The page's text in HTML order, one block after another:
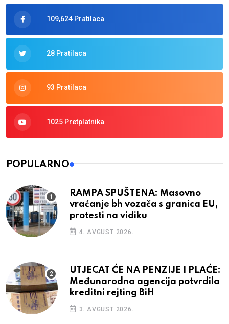
109,624 Pratilaca
28 Pratilaca
93 Pratilaca
1025 Pretplatnika
POPULARNO
RAMPA SPUŠTENA: Masovno
vraćanje bh vozača s granica EU,
protesti na vidiku
4. AVGUST 2026.
UTJECAT ĆE NA PENZIJE I PLAĆE:
Međunarodna agencija potvrdila
kreditni rejting BiH
3. AVGUST 2026.